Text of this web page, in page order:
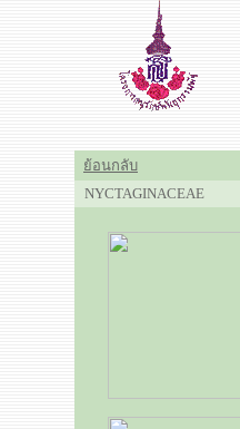
ย้อนกลับ
NYCTAGINACEAE